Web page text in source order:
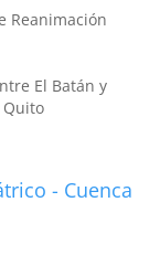
Reanimación
El Batán y
Quito
- Cuenca